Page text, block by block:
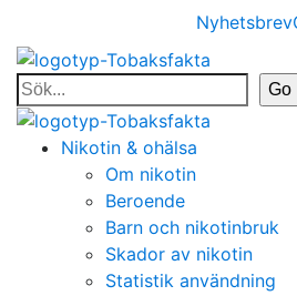
Nyhetsbrev
Nikotin & ohälsa
Om nikotin
Beroende
Barn och nikotinbruk
Skador av nikotin
Statistik användning